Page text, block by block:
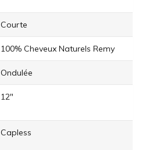
Courte
100% Cheveux Naturels Remy
Ondulée
12"
Capless